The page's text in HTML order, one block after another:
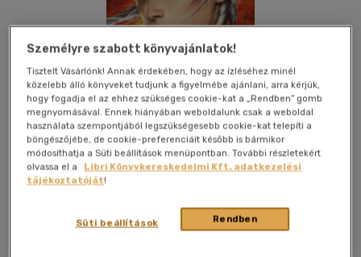
(2 vélemény)
Személyre szabott könyvajánlatok!
Tisztelt Vásárlónk! Annak érdekében, hogy az ízléséhez minél
közelebb álló könyveket tudjunk a figyelmébe ajánlani, arra kérjük,
hogy fogadja el az ehhez szükséges cookie-kat a „Rendben” gomb
megnyomásával. Ennek hiányában weboldalunk csak a weboldal
használata szempontjából legszükségesebb cookie-kat telepíti a
böngészőjébe, de cookie-preferenciáit később is bármikor
módosíthatja a Süti beállítások menüpontban. További részletekért
olvassa el a
Libri Könyvkereskedelmi Kft. adatkezelési
tájékoztatóját!
Rendben
Süti beállítások